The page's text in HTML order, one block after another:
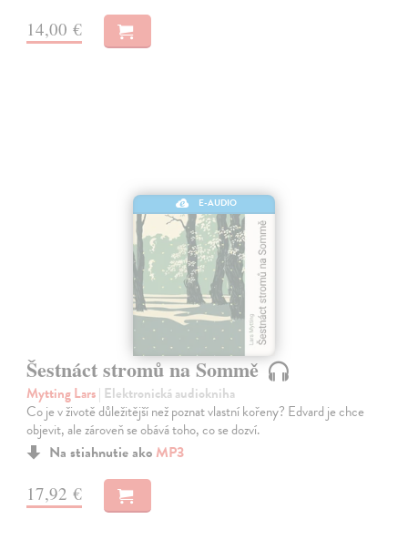
14,00 €
E-AUDIO
Šestnáct stromů na Sommě
Mytting Lars| Elektronická audiokniha
Co je v životě důležitější než poznat vlastní kořeny? Edvard je chce
objevit, ale zároveň se obává toho, co se dozví.
Na stiahnutie ako MP3
17,92 €